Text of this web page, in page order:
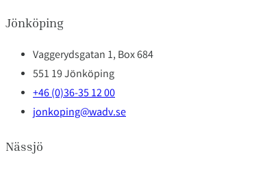
Jönköping
Vaggerydsgatan 1, Box 684
551 19 Jönköping
+46 (0)36-35 12 00
jonkoping@wadv.se
Nässjö